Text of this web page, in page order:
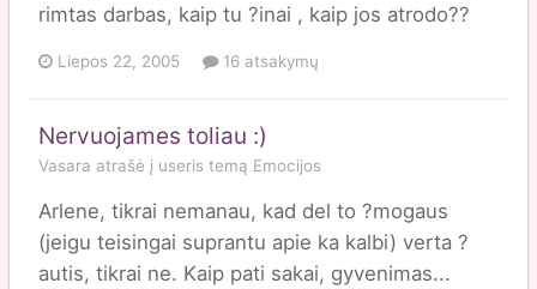
rimtas darbas, kaip tu ?inai , kaip jos atrodo??
Liepos 22, 2005 16 atsakymų
Nervuojames toliau :)
Vasara atrašė į useris temą Emocijos
Arlene, tikrai nemanau, kad del to ?mogaus
(jeigu teisingai suprantu apie ka kalbi) verta ?
autis, tikrai ne. Kaip pati sakai, gyvenimas...